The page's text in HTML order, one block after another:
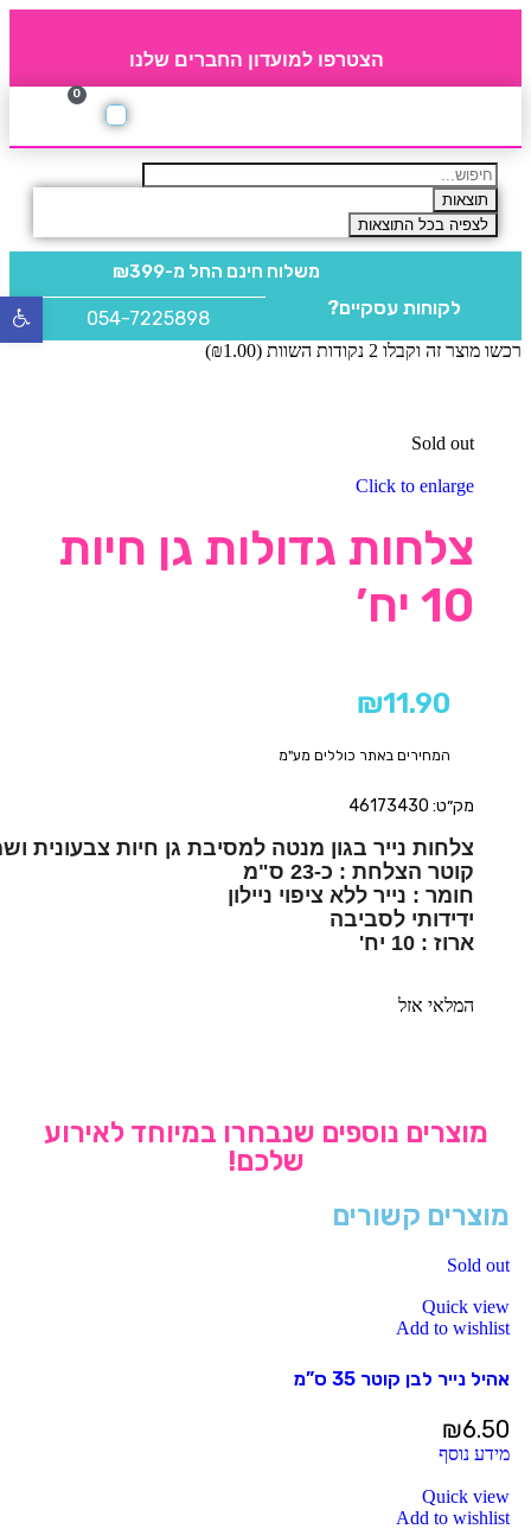
הצטרפו למועדון החברים שלנו
0
תוצאות
לצפיה בכל התוצאות
משלוח חינם החל מ-₪399
לקוחות עסקיים? 054-7225898
רכשו מוצר זה וקבלו 2 נקודות השוות ( ₪1.00
)
Sold out
Click to enlarge
צלחות גדולות גן חיות
10 יח’
₪11.90
המחירים באתר כוללים מע"מ
מק״ט: 46173430
ארוז : 10 יח'
המלאי אזל
מוצרים נוספים שנבחרו במיוחד לאירוע
שלכם!
מוצרים קשורים
Sold out
Quick view
Add to wishlist
אהיל נייר לבן קוטר 35 ס”מ
₪6.50
מידע נוסף
Quick view
Add to wishlist
פתח